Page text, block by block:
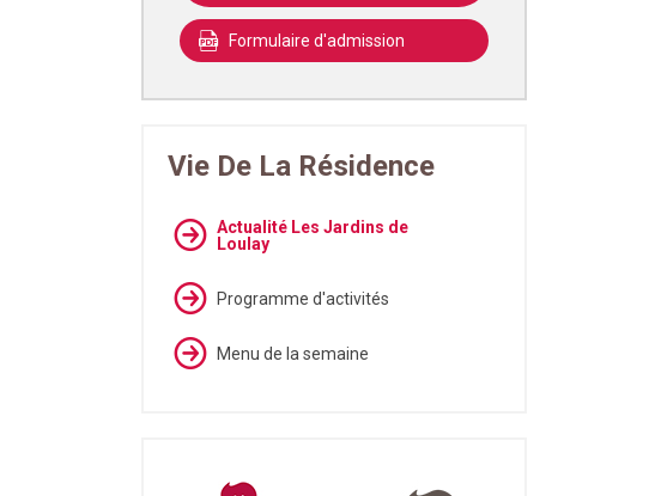
Formulaire d'admission
Vie De La Résidence
Actualité Les Jardins de
Loulay
Programme d'activités
Menu de la semaine